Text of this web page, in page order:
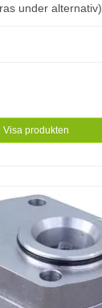
under alternativ)
Visa produkten